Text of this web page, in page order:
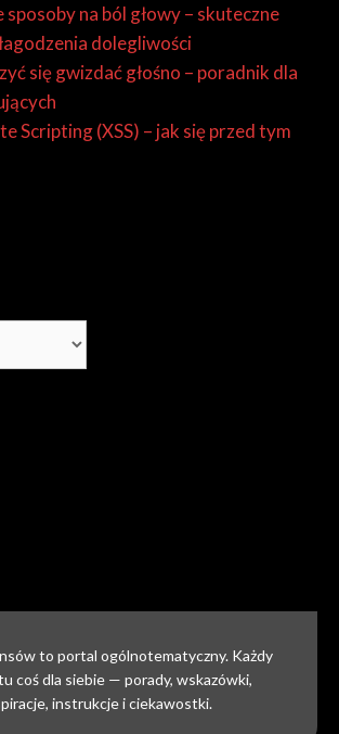
sposoby na ból głowy – skuteczne
dolegliwości
się gwizdać głośno – poradnik dla
Scripting (XSS) – jak się przed tym
to portal ogólnotematyczny. Każdy
coś dla siebie — porady, wskazówki,
instrukcje i ciekawostki.